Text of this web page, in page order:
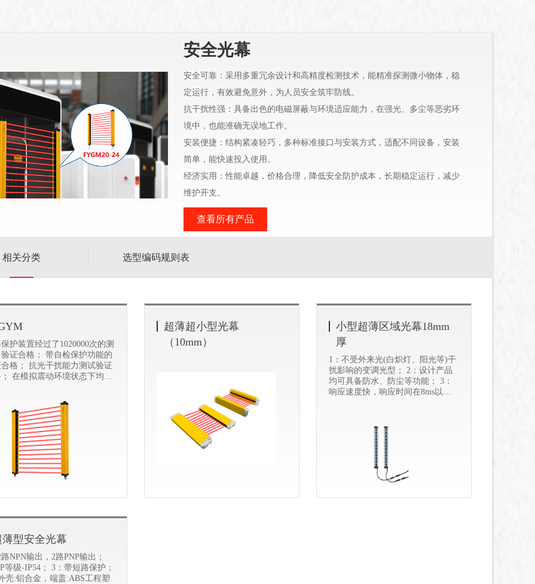
安全光幕
安全可靠：采用多重冗余设计和高精度检测技术，能精准探测微小物体，稳
定运行，有效避免意外，为人员安全筑牢防线。
抗干扰性强：具备出色的电磁屏蔽与环境适应能力，在强光、多尘等恶劣环
境中，也能准确无误地工作。
安装便捷：结构紧凑轻巧，多种标准接口与安装方式，适配不同设备，安装
简单，能快速投入使用。
经济实用：性能卓越，价格合理，降低安全防护成本，长期稳定运行，减少
维护开支。
查看所有产品
相关分类 选型编码规则表
护装置经过了1020000次的测
证合格； 带自检保护功能的
格； 抗光干扰能力测试验证
在模拟震动环境状态下均可
超薄超小型光幕
（10mm）
小型超薄区域光幕18mm
厚
1：不受外来光(白炽灯、阳光等)干
扰影响的变调光型； 2：设计产品
均可具备防水、防尘等功能； 3：
响应速度快，响应时间在8ms以内;
薄型安全光幕
NPN输出，2路PNP输出；
等级-IP54； 3：带短路保护；
壳:铝合金，端盖:ABS工程塑